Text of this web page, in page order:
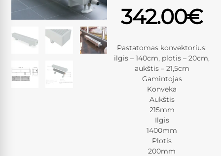
342.00€
Pastatomas konvektorius:
ilgis – 140cm, plotis – 20cm,
aukštis – 21,5cm
Gamintojas
Konveka
Aukštis
215mm
Ilgis
1400mm
Plotis
200mm